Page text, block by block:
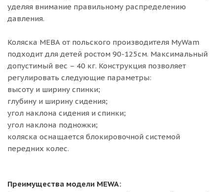
уделяя внимание правильному распределению
давления.
Коляска МЕВА от польского производителя MyWam
подходит для детей ростом 90-125см. Максимальный
допустимый вес – 40 кг. Конструкция позволяет
регулировать следующие параметры:
высоту и ширину спинки;
глубину и ширину сидения;
угол наклона сидения и спинки;
угол наклона подножки;
коляска оснащается блокировочной системой
передних колес.
Преимущества модели MEWA: